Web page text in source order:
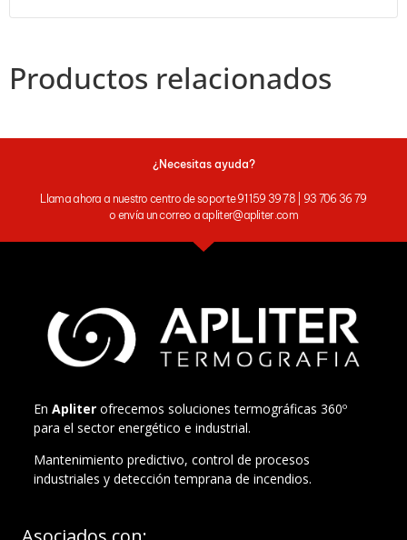
Productos relacionados
¿Necesitas ayuda?
Llama ahora a nuestro centro de soporte 91 159 39 78 | 93 706 36 79
o envía un correo a apliter@apliter.com
En Apliter ofrecemos soluciones termográficas 360º
para el sector energético e industrial.
Mantenimiento predictivo, control de procesos
industriales y detección temprana de incendios.